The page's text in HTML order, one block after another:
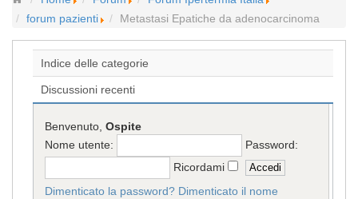
forum pazienti
Metastasi Epatiche da adenocarcinoma
Indice delle categorie
Discussioni recenti
Benvenuto,Ospite
Nome utente:
Password:
Ricordami
Dimenticato la password? Dimenticato il nome